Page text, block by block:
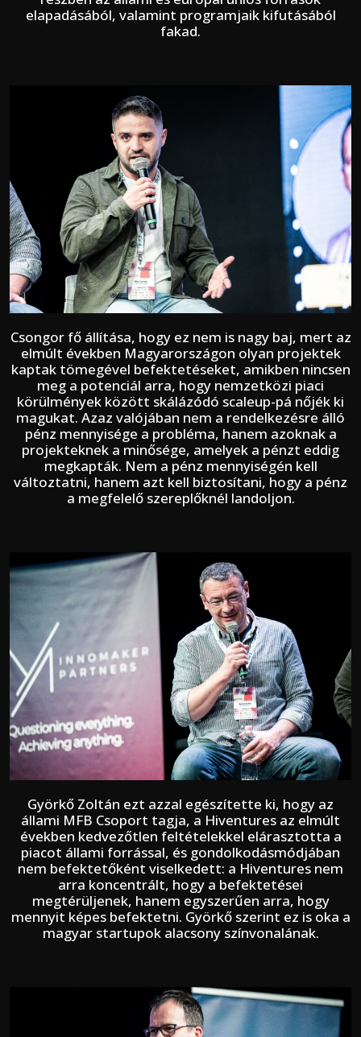
elapadásából, valamint programjaik kifutásából
fakad.
Csongor fő állítása, hogy ez nem is nagy baj, mert az
elmúlt években Magyarországon olyan projektek
kaptak tömegével befektetéseket, amikben nincsen
meg a potenciál arra, hogy nemzetközi piaci
körülmények között skálázódó scaleup-pá nőjék ki
magukat. Azaz valójában nem a rendelkezésre álló
pénz mennyisége a probléma, hanem azoknak a
projekteknek a minősége, amelyek a pénzt eddig
megkapták. Nem a pénz mennyiségén kell
változtatni, hanem azt kell biztosítani, hogy a pénz
a megfelelő szereplőknél landoljon.
Györkő Zoltán ezt azzal egészítette ki, hogy az
állami MFB Csoport tagja, a Hiventures az elmúlt
években kedvezőtlen feltételekkel elárasztotta a
piacot állami forrással, és gondolkodásmódjában
nem befektetőként viselkedett: a Hiventures nem
arra koncentrált, hogy a befektetései
megtérüljenek, hanem egyszerűen arra, hogy
mennyit képes befektetni. Györkő szerint ez is oka a
magyar startupok alacsony színvonalának.